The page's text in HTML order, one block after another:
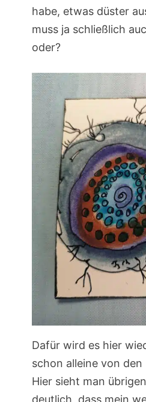
habe, etwas düster
muss ja schließlich
oder?
Dafür wird es hier
schon alleine von den
Hier sieht man
deutlich, dass mein